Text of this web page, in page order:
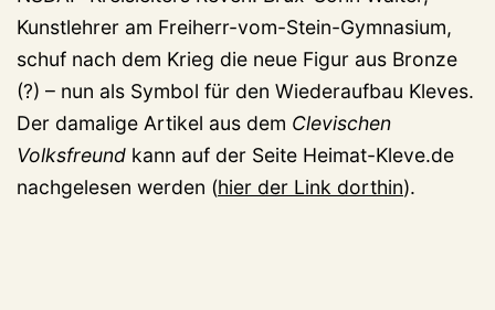
Kunstlehrer am Freiherr-vom-Stein-Gymnasium,
schuf nach dem Krieg die neue Figur aus Bronze
(?) – nun als Symbol für den Wiederaufbau Kleves.
Der damalige Artikel aus dem Clevischen
Volksfreund kann auf der Seite Heimat-Kleve.de
nachgelesen werden (hier der Link dorthin).